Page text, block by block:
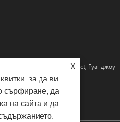
Avenue, Tianhe District, Гуанджоу
X
за да ви
сърфиране, да
на сайта и да